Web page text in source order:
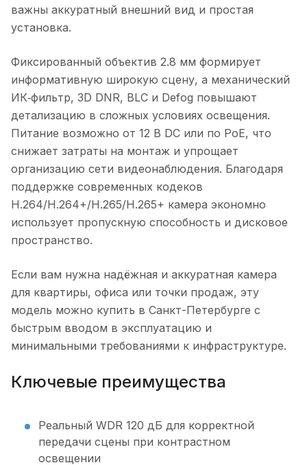
важны аккуратный внешний вид и простая
установка.
Фиксированный объектив 2.8 мм формирует
информативную широкую сцену, а механический
ИК‑фильтр, 3D DNR, BLC и Defog повышают
детализацию в сложных условиях освещения.
Питание возможно от 12 В DC или по PoE, что
снижает затраты на монтаж и упрощает
организацию сети видеонаблюдения. Благодаря
поддержке современных кодеков
H.264/H.264+/H.265/H.265+ камера экономно
использует пропускную способность и дисковое
пространство.
Если вам нужна надёжная и аккуратная камера
для квартиры, офиса или точки продаж, эту
модель можно купить в Санкт-Петербурге с
быстрым вводом в эксплуатацию и
минимальными требованиями к инфраструктуре.
Ключевые преимущества
Реальный WDR 120 дБ для корректной
передачи сцены при контрастном
освещении